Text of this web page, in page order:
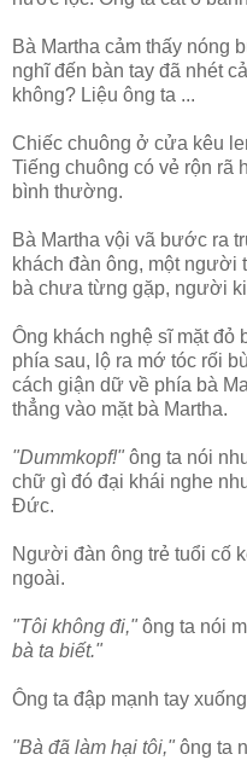
Bà Martha cảm thấy nóng
nghĩ đến bàn tay đã nhét
không? Liệu ông ta ...
Chiếc chuông ở cửa kêu
Tiếng chuông có vẻ rộn rã
bình thường.
Bà Martha vội vã bước ra
khách đàn ông, một người
bà chưa từng gặp, người
Ông khách nghệ sĩ mặt đỏ
phía sau, lộ ra mớ tóc rối
cách giận dữ về phía bà
thẳng vào mặt bà Martha.
"Dummkopf!" ông ta nói
chữ gì đó đại khái nghe
Đức.
Người đàn ông trẻ tuổi cố
ngoài.
"Tôi không đi," ông ta nói
bà ta biết."
Ông ta đập mạnh tay
"Bà đã làm hại tôi," ông ta